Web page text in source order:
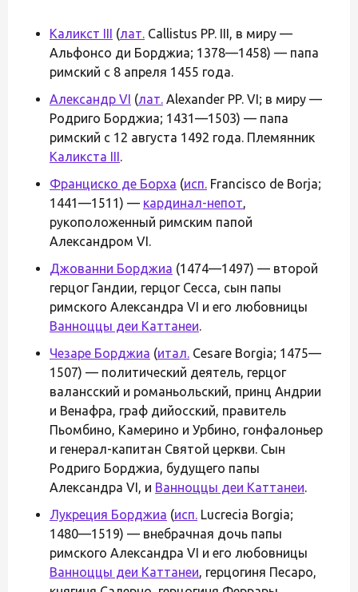
Каликст III (лат. Callistus PP. III, в миру —
Альфонсо ди Борджиа; 1378—1458) — папа
римский с 8 апреля 1455 года.
Александр VI (лат. Alexander PP. VI; в миру —
Родриго Борджиа; 1431—1503) — папа
римский с 12 августа 1492 года. Племянник
Каликста III.
Франциско де Борха (исп. Francisco de Borja;
1441—1511) — кардинал-непот,
рукоположенный римским папой
Александром VI.
Джованни Борджиа (1474—1497) — второй
герцог Гандии, герцог Сесса, сын папы
римского Александра VI и его любовницы
Ванноццы деи Каттанеи.
Чезаре Борджиа (итал. Cesare Borgia; 1475—
1507) — политический деятель, герцог
валансский и романьольский, принц Андрии
и Венафра, граф дийосский, правитель
Пьомбино, Камерино и Урбино, гонфалоньер
и генерал-капитан Святой церкви. Сын
Родриго Борджиа, будущего папы
Александра VI, и Ванноццы деи Каттанеи.
Лукреция Борджиа (исп. Lucrecia Borgia;
1480—1519) — внебрачная дочь папы
римского Александра VI и его любовницы
Ванноццы деи Каттанеи, герцогиня Песаро,